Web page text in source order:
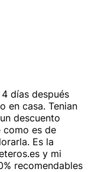
días después
en casa. Tenian
descuento
como es de
Es la
y mi
recomendables